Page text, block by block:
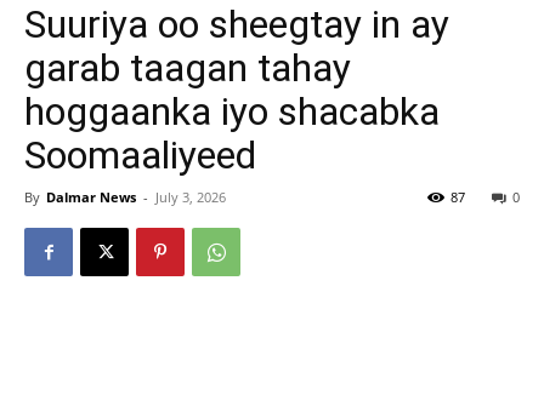
Suuriya oo sheegtay in ay
garab taagan tahay
hoggaanka iyo shacabka
Soomaaliyeed
By Dalmar News - July 3, 2026 0
87